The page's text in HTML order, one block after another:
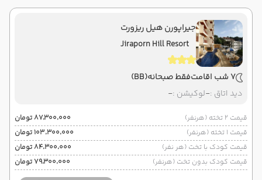
جیراپورن هیل ریزورت
Jiraporn Hill Resort
7 شب اقامت فقط صبحانه(BB)
دید اتاق :-لوکیشن :-
قیمت 2 تخته (هرنفر)
۸۷٬۳۰۰٬۰۰۰ تومان
قیمت 1 تخته (هرنفر)
۱۰۳٬۳۰۰٬۰۰۰ تومان
قیمت کودک با تخت (هر نفر)
۸۴٬۳۰۰٬۰۰۰ تومان
قیمت کودک بدون تخت (هرنفر)
۷۹٬۳۰۰٬۰۰۰ تومان